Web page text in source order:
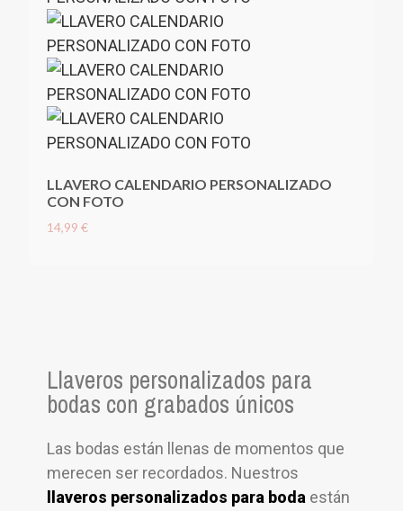
LLAVERO CALENDARIO PERSONALIZADO
CON FOTO
14,99 €
Llaveros personalizados para
bodas con grabados únicos
Las bodas están llenas de momentos que
merecen ser recordados. Nuestros
llaveros personalizados para boda están